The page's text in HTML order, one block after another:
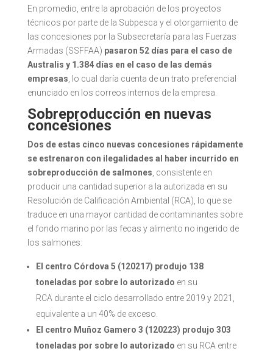
En promedio, entre la aprobación de los proyectos
técnicos por parte de la Subpesca y el otorgamiento de
las concesiones por la Subsecretaría para las Fuerzas
Armadas (SSFFAA) pasaron 52 días para el caso de
Australis y 1.384 días en el caso de las demás
empresas , lo cual daría cuenta de un trato preferencial
enunciado en los correos internos de la empresa.
Sobreproducción en nuevas
concesiones
Dos de estas cinco nuevas concesiones rápidamente
se estrenaron con ilegalidades al haber incurrido en
sobreproducción de salmones , consistente en
producir una cantidad superior a la autorizada en su
Resolución de Calificación Ambiental (RCA), lo que se
traduce en una mayor cantidad de contaminantes sobre
el fondo marino por las fecas y alimento no ingerido de
los salmones:
El centro Córdova 5 (120217) produjo 138
toneladas por sobre lo autorizado en su
RCA durante el ciclo desarrollado entre 2019 y 2021,
equivalente a un 40% de exceso.
El centro Muñoz Gamero 3 (120223) produjo 303
toneladas por sobre lo autorizado en su RCA entre